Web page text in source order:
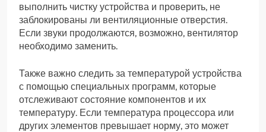
выполнить чистку устройства и проверить, не
заблокированы ли вентиляционные отверстия.
Если звуки продолжаются, возможно, вентилятор
необходимо заменить.
Также важно следить за температурой устройства
с помощью специальных программ, которые
отслеживают состояние компонентов и их
температуру. Если температура процессора или
других элементов превышает норму, это может